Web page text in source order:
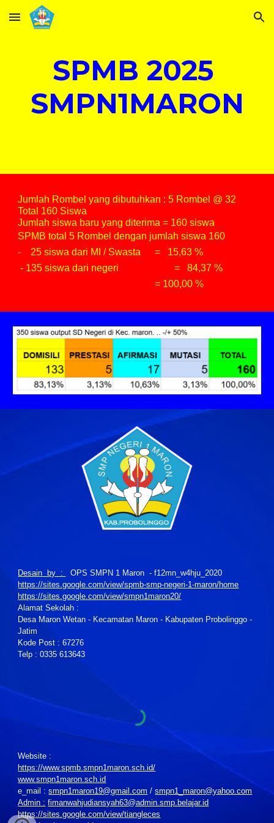
Skip to main content Skip to navigation
SPMB 2025
SMPN1MARON
Jumlah Rombel yang dibutuhkan : 5 Rombel @ 32
Total 160 Siswa
Jumlah siswa baru yang diterima = 160 siswa
SPMB total 5 Rombel dengan jumlah siswa 160
- 25 siswa dari MI / Swasta
= 15,63 %
- 135 siswa dari negeri
= 84,37 %
= 100,00 %
Desain by :
OPS SMPN 1 Maron - f12mn_w4hju_2020
https://sites.google.com/view/spmb-smp-negeri-1-maron/home
https://sites.google.com/view/smpn1maron20/
Alamat Sekolah :
Desa Maron Wetan - Kecamatan Maron - Kabupaten Probolinggo -
Jatim
Kode Post : 67276
Telp : 0335 613643
Website :
https://www.spmb.smpn1maron.sch.id/
www.smpn1maron.sch.id
e_mail :smpn1maron19@gmail.com /smpn1_maron@yahoo.com
Admin : fimanwahjudiansyah63@admin.smp.belajar.id
https://sites.google.com/view/tiangleces